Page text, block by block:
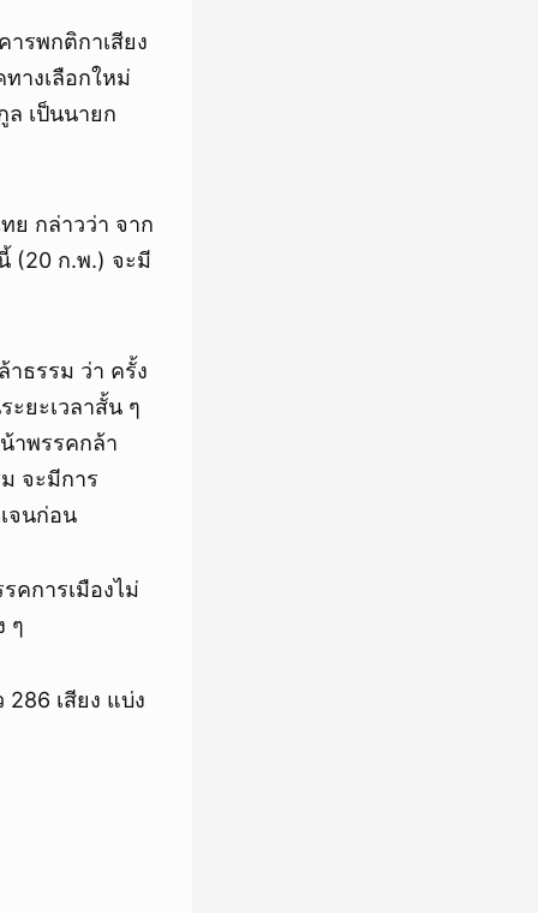
ารพกติกาเสียง
างเลือกใหม่
เป็นนายก
ย กล่าวว่า จาก
(20 ก.พ.) จะมี
ธรรม ว่า ครั้ง
ยะเวลาสั้น ๆ
าพรรคกล้า
จะมีการ
จนก่อน
คการเมืองไม่
ๆ
เสียง แบ่ง